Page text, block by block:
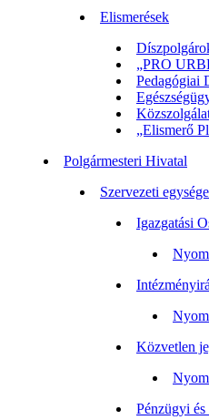
Elismerések
„PRO
Pedagógiai
„Elismerő
Polgármesteri Hivatal
Szervezeti
Igazgatási
Közvetlen
Pénzügyi